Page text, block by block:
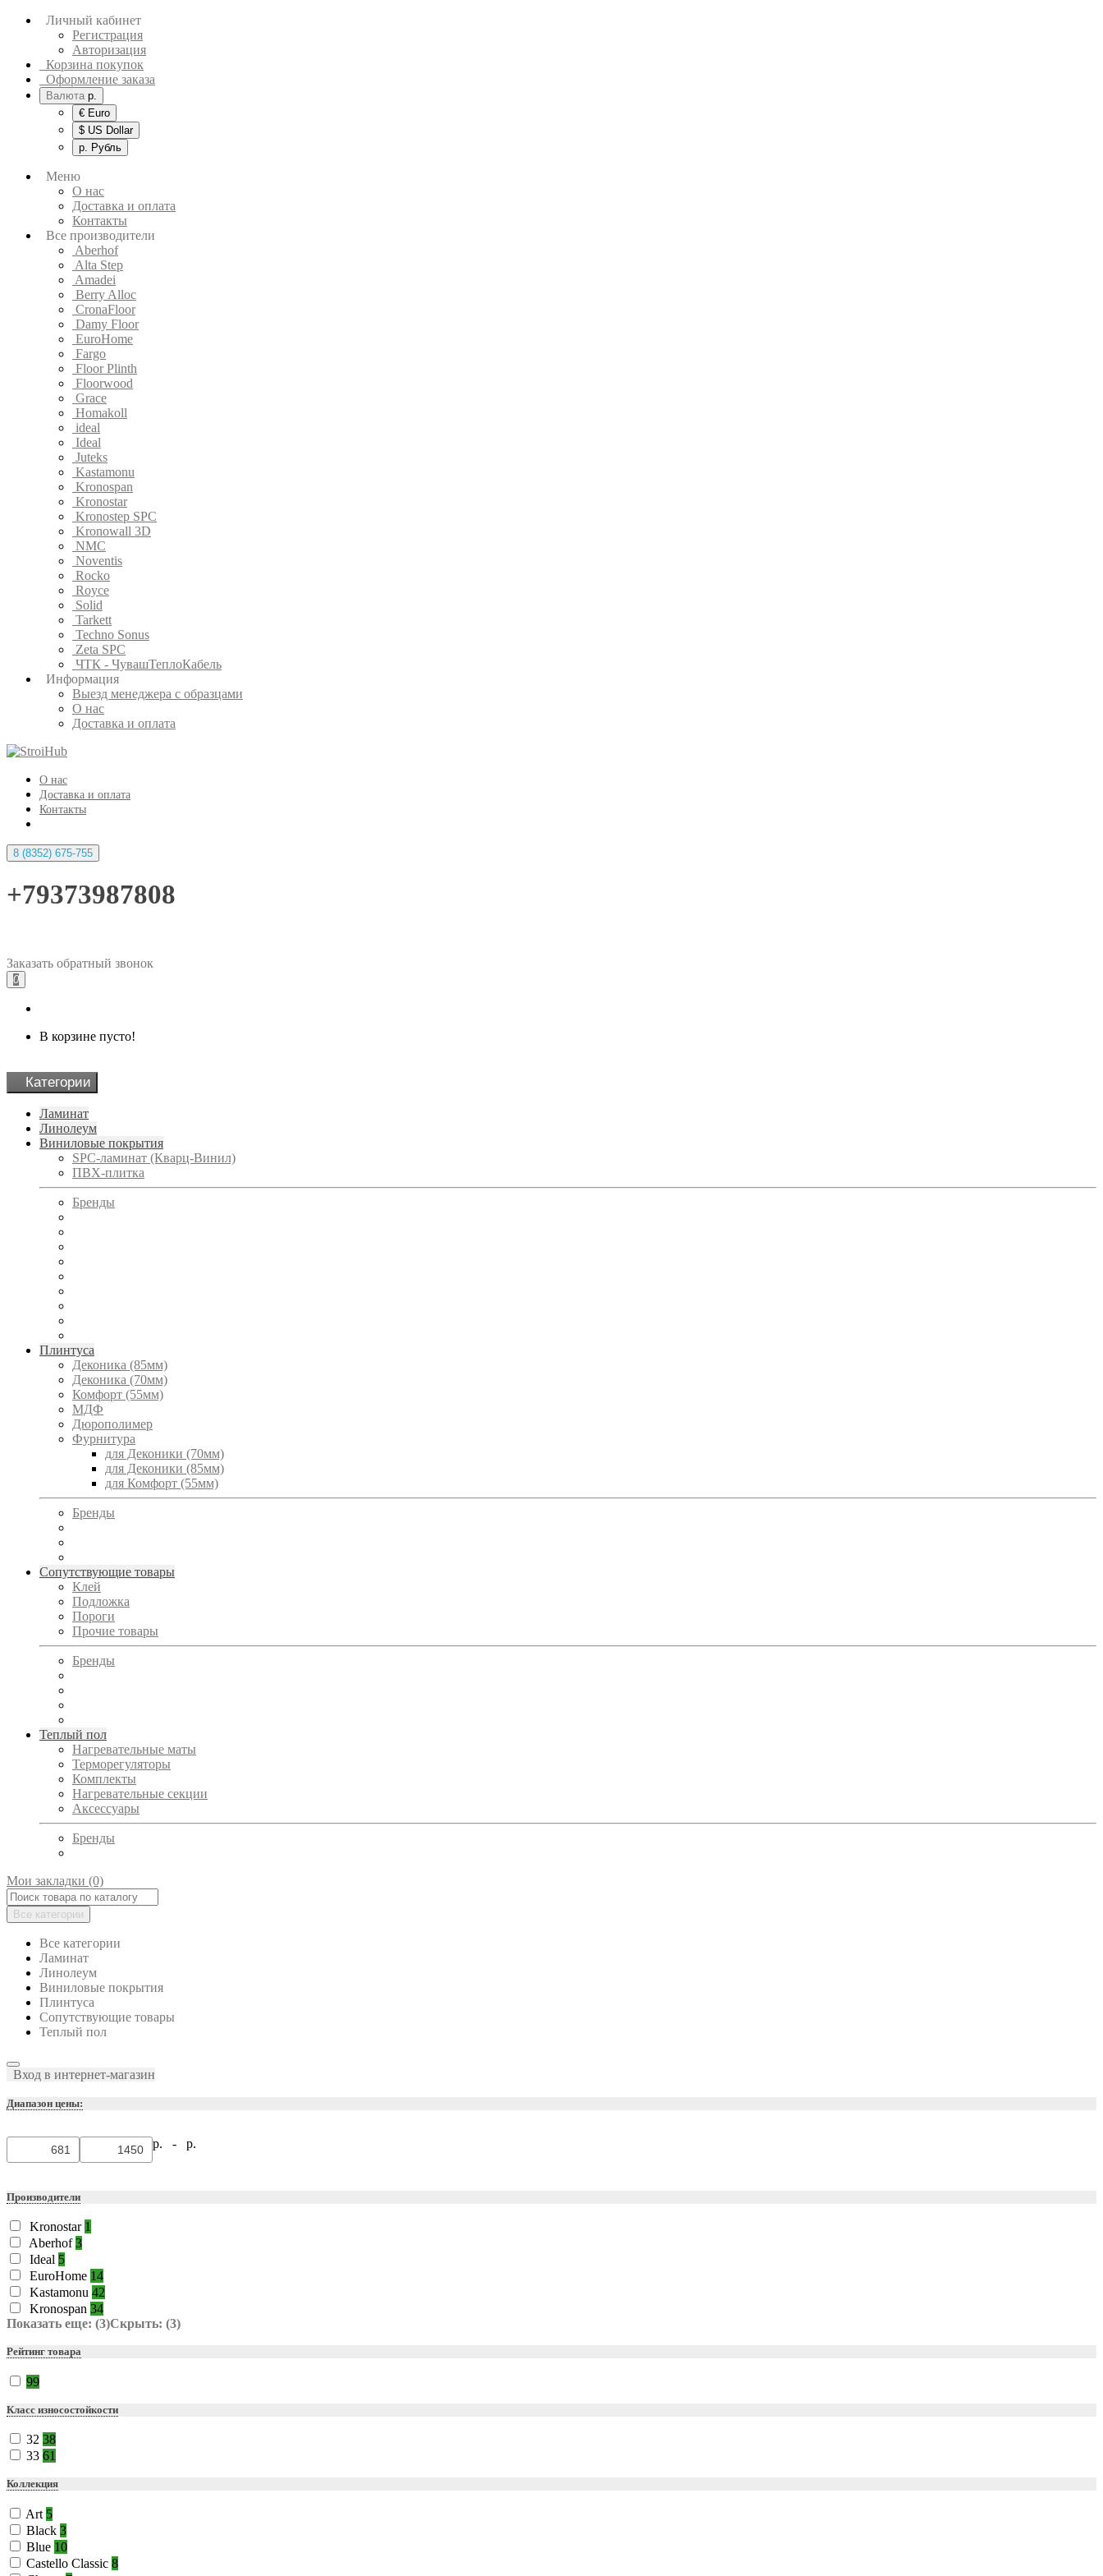
Личный кабинет
Регистрация
Авторизация
Корзина покупок
Оформление заказа
Валюта р.
€ Euro
$ US Dollar
р. Рубль
Меню
О нас
Доставка и оплата
Контакты
Все производители
Aberhof
Alta Step
Amadei
Berry Alloc
CronaFloor
Damy Floor
EuroHome
Fargo
Floor Plinth
Floorwood
Grace
Homakoll
ideal
Ideal
Juteks
Kastamonu
Kronospan
Kronostar
Kronostep SPC
Kronowall 3D
NMC
Noventis
Rocko
Royce
Solid
Tarkett
Techno Sonus
Zeta SPC
ЧТК - ЧувашТеплоКабель
Информация
Выезд менеджера с образцами
О нас
Доставка и оплата
О нас
Доставка и оплата
Контакты
8 (8352) 675-755
+79373987808
Заказать обратный звонок
0
В корзине пусто!
Категории
Ламинат
Линолеум
Виниловые покрытия
SPC-ламинат (Кварц-Винил)
ПВХ-плитка
Бренды
Плинтуса
Деконика (85мм)
Деконика (70мм)
Комфорт (55мм)
МДФ
Дюрополимер
Фурнитура
для Деконики (70мм)
для Деконики (85мм)
для Комфорт (55мм)
Бренды
Сопутствующие товары
Клей
Подложка
Пороги
Прочие товары
Бренды
Теплый пол
Нагревательные маты
Терморегуляторы
Комплекты
Нагревательные секции
Аксессуары
Бренды
Мои закладки (0)
Все категории
Все категории
Ламинат
Линолеум
Виниловые покрытия
Плинтуса
Сопутствующие товары
Теплый пол
Вход в интернет-магазин
Диапазон цены:
р. - р.
Производители
Kronostar 1
Aberhof3
Ideal 5
EuroHome 14
Kastamonu 42
Kronospan 34
Показать еще: (3)Скрыть: (3)
Рейтинг товара
99
Класс износостойкости
32 38
33 61
Коллекция
Art 5
Black 3
Blue 10
Castello Classic 8